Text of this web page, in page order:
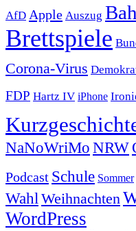
AfD Apple Auszug
Brettspiele
Corona-Virus
FDP Hartz IV iPhone
NaNoWriMo NRW
Podcast Schule Sommer
Wahl Weihnachten
WordPress